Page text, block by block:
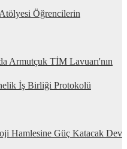
Öğrencilerin
Armutçuk TİM Lavuarı'nın
İş Birliği Protokolü
Hamlesine Güç Katacak Dev